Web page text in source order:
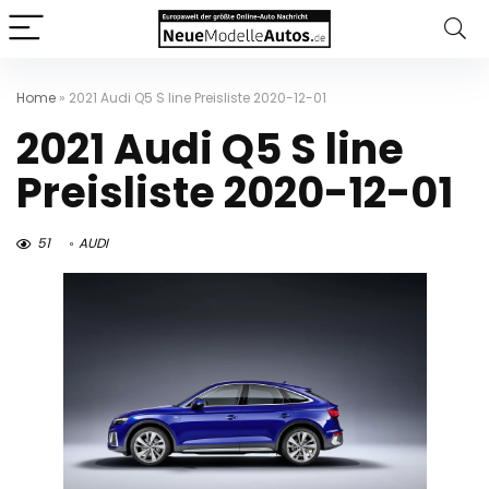
Home » 2021 Audi Q5 S line Preisliste 2020-12-01
2021 Audi Q5 S line
Preisliste 2020-12-01
51 AUDI